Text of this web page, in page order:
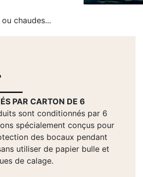
chaudes...
PAR CARTON DE 6
sont conditionnés par 6
spécialement conçus pour
des bocaux pendant
utiliser de papier bulle et
de calage.